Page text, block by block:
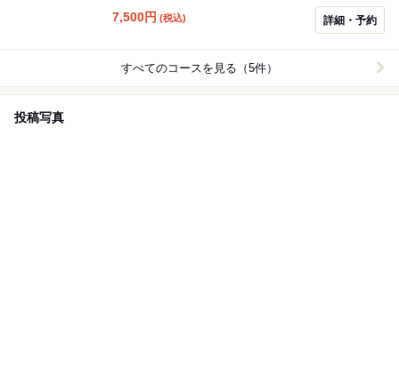
7,500円 (税込) 詳細・予約
すべてのコースを見る（5件）
投稿写真